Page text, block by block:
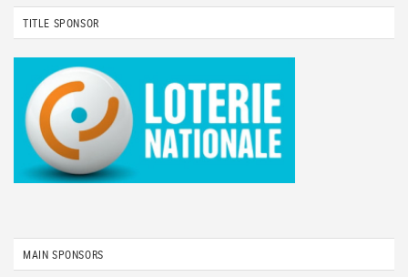
TITLE SPONSOR
MAIN SPONSORS